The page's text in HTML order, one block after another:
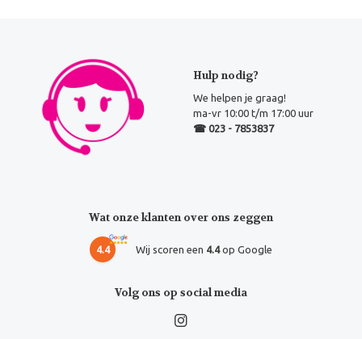
Hulp nodig?
We helpen je graag!
ma-vr 10:00 t/m 17:00 uur
☎ 023 - 7853837
Wat onze klanten over ons zeggen
4.4 Wij scoren een 4.4op Google
Volg ons op social media